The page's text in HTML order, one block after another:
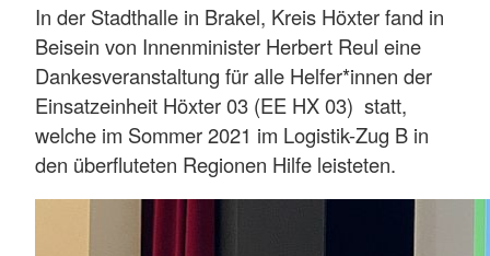
In der Stadthalle in Brakel, Kreis Höxter fand in
Beisein von Innenminister Herbert Reul eine
Dankesveranstaltung für alle Helfer*innen der
Einsatzeinheit Höxter 03 (EE HX 03) statt,
welche im Sommer 2021 im Logistik-Zug B in
den überfluteten Regionen Hilfe leisteten.